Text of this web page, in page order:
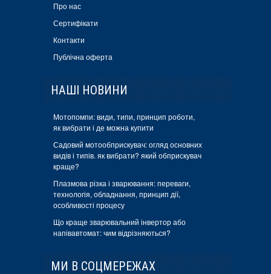
Про нас
Сертифікати
Контакти
Публічна оферта
НАШІ НОВИНИ
Мотопомпи: види, типи, принцип роботи,
як вибрати і де можна купити
Садовий мотообприскувач: огляд основних
видів і типів. як вибрати? який обприскувач
краще?
Плазмова різка і зварювання: переваги,
технологія, обладнання, принцип дії,
особливості процесу
Що краще зварювальний інвертор або
напівавтомат: чим відрізняються?
МИ В СОЦМЕРЕЖАХ